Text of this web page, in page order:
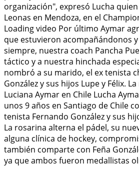
organización", expresó Lucha
Leonas en Mendoza, en el
Loading video Por último Aymar
que estuvieron acompañándonos
siempre, nuestra coach Pancha
táctico y a nuestra hinchada
nombró a su marido, el ex tenista
González y sus hijos Lupe y Félix.
Luciana Aymar en Chile Lucha
unos 9 años en Santiago de Chile
tenista Fernando González y sus
La rosarina alterna el pádel, su
alguna clínica de hockey,
también comparte con Feña
ya que ambos fueron medallistas